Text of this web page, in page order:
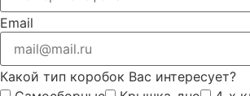
Email
Какой тип коробок Вас интересует?